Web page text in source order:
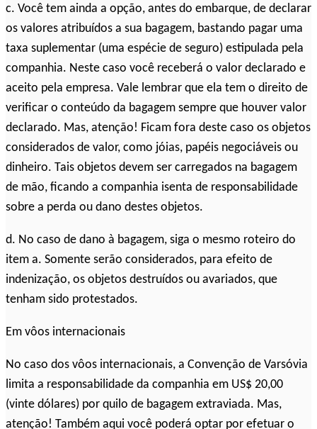
c. Você tem ainda a opção, antes do embarque, de declarar
os valores atribuídos a sua bagagem, bastando pagar uma
taxa suplementar (uma espécie de seguro) estipulada pela
companhia. Neste caso você receberá o valor declarado e
aceito pela empresa. Vale lembrar que ela tem o direito de
verificar o conteúdo da bagagem sempre que houver valor
declarado. Mas, atenção! Ficam fora deste caso os objetos
considerados de valor, como jóias, papéis negociáveis ou
dinheiro. Tais objetos devem ser carregados na bagagem
de mão, ficando a companhia isenta de responsabilidade
sobre a perda ou dano destes objetos.
d. No caso de dano à bagagem, siga o mesmo roteiro do
item a. Somente serão considerados, para efeito de
indenização, os objetos destruídos ou avariados, que
tenham sido protestados.
Em vôos internacionais
No caso dos vôos internacionais, a Convenção de Varsóvia
limita a responsabilidade da companhia em US$ 20,00
(vinte dólares) por quilo de bagagem extraviada. Mas,
atenção! Também aqui você poderá optar por efetuar o